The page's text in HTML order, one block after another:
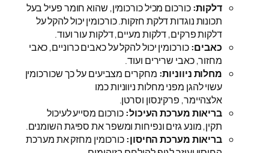
דלקות:כורכום מכיל כורכומין, שהוא חומר פעיל בעל
תכונות נוגדות דלקת חזקות. כורכומין יכול להקל על
דלקות פרקים, דלקות מעיים, דלקות עור ועוד.
כאבים:כורכומין יכול להקל על כאבים כרוניים, כאבי
מחזור, כאבי שרירים ועוד.
מחלות ניווניות: מחקרים מצביעים על כך שכורכומין
עשוי להגן מפני מחלות ניווניות כמו
אלצהיימר, פרקינסון וסרטן.
בריאות מערכת העיכול:כורכום מסייע לעיכול
תקין, מונע גזים ונפיחות ומשפר את ספיגת השומנים.
בריאות מערכת החיסון:כורכומין מחזק את מערכת